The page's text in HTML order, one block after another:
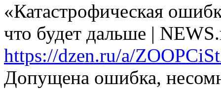
«Катастрофическая
что будет дальше |
https://dzen.ru/a/
Допущена ошибка,